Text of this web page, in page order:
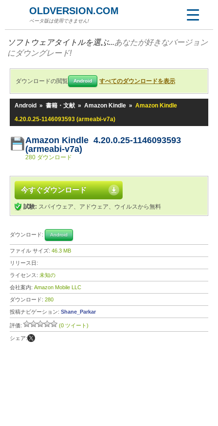
OLDVERSION.COM
ベータ版は使用できません!
ソフトウェアタイトルを選ぶ...あなたが好きなバージョン
にダウングレード!
ダウンロードの閲覧 Android すべてのダウンロードを表示
Android » 書籍・文献 » Amazon Kindle » Amazon Kindle
4.20.0.25-1146093593 (armeabi-v7a)
Amazon Kindle 4.20.0.25-1146093593
(armeabi-v7a)
280 ダウンロード
今すぐダウンロード
試験: スパイウェア、アドウェア、ウイルスから無料
ダウンロード: Android
ファイル サイズ: 46.3 MB
リリース日:
ライセンス: 未知の
会社案内: Amazon Mobile LLC
ダウンロード: 280
投稿ナビゲーション: Shane_Parkar
評価: (0 ツイート)
シェア: